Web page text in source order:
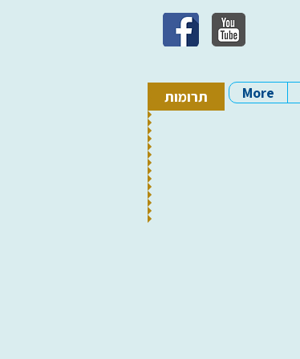
תרומות More